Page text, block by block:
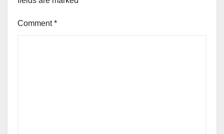
Comment*